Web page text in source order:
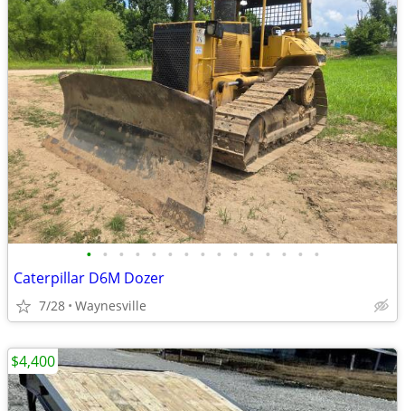
• • • • • • • • • • • • • • •
Caterpillar D6M Dozer
7/28 Waynesville
$4,400